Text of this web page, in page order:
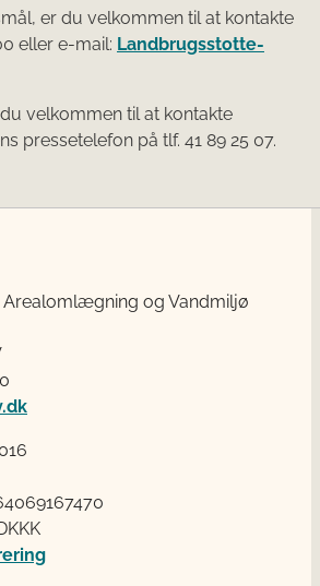
er du velkommen til at kontakte
eller e-mail: Landbrugsstotte-
velkommen til at kontakte
pressetelefon på tlf. 41 89 25 07.
Arealomlægning og Vandmiljø